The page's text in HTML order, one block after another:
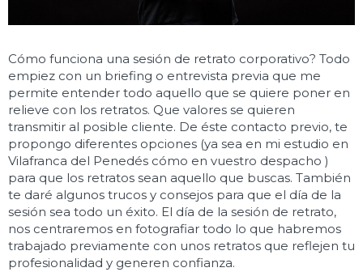
Cómo funciona una sesión de retrato corporativo? Todo
empiez con un briefing o entrevista previa que me
permite entender todo aquello que se quiere poner en
relieve con los retratos. Que valores se quieren
transmitir al posible cliente. De éste contacto previo, te
propongo diferentes opciones (ya sea en mi estudio en
Vilafranca del Penedés cómo en vuestro despacho )
para que los retratos sean aquello que buscas. También
te daré algunos trucos y consejos para que el día de la
sesión sea todo un éxito. El día de la sesión de retrato,
nos centraremos en fotografiar todo lo que habremos
trabajado previamente con unos retratos que reflejen tu
profesionalidad y generen confianza.